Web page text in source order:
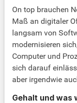
On top brauchen
Maß an digitaler
langsam von
modernisieren
Computer und
sich darauf
aber irgendwie
Gehalt und